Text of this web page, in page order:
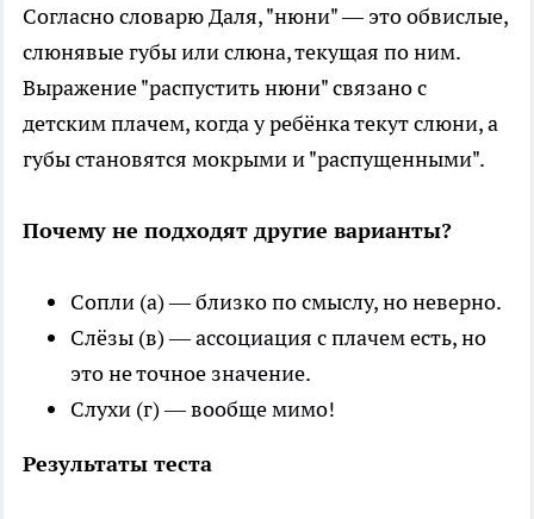
Согласно словарю Даля, "нюни" — это обвислые,
слюнявые губы или слюна, текущая по ним.
Выражение "распустить нюни" связано с
детским плачем, когда у ребёнка текут слюни, а
губы становятся мокрыми и "распущенными".
Почему не подходят другие варианты?
Сопли (а) — близко по смыслу, но неверно.
Слёзы (в) — ассоциация с плачем есть, но
это не точное значение.
Слухи (г) — вообще мимо!
Результаты теста